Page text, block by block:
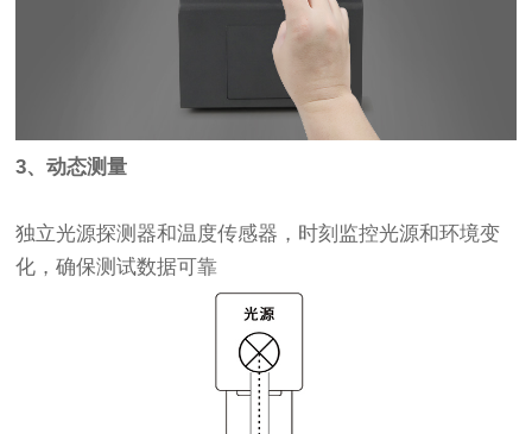
3、动态测量
独立光源探测器和温度传感器，时刻监控光源和环境变
化，确保测试数据可靠